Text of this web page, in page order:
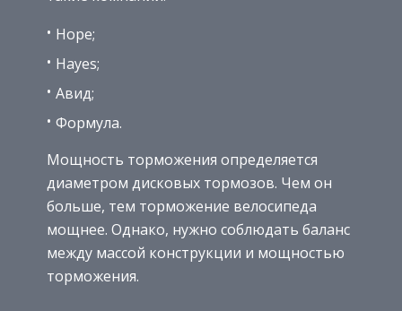
Hope;
Hayes;
Авид;
Формула.
Мощность торможения определяется
диаметром дисковых тормозов. Чем он
больше, тем торможение велосипеда
мощнее. Однако, нужно соблюдать баланс
между массой конструкции и мощностью
торможения.